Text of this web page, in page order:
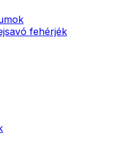
fehérjék